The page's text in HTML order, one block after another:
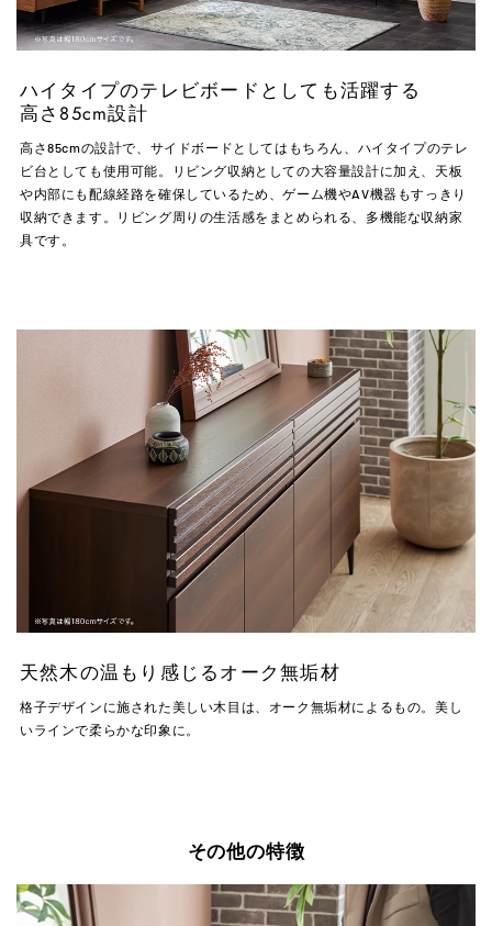
ハイタイプのテレビボードとしても活躍する
高さ85cm設計
高さ85cmの設計で、サイドボードとしてはもちろん、ハイタイプのテレ
ビ台としても使用可能。リビング収納としての大容量設計に加え、天板
や内部にも配線経路を確保しているため、ゲーム機やAV機器もすっきり
収納できます。リビング周りの生活感をまとめられる、多機能な収納家
具です。
天然木の温もり感じるオーク無垢材
格子デザインに施された美しい木目は、オーク無垢材によるもの。美し
いラインで柔らかな印象に。
その他の特徴